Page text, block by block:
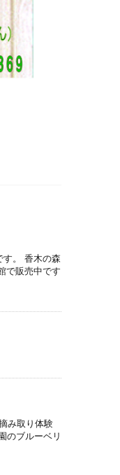
す。 香木の森
で販売中です
み取り体験
のブルーベリ